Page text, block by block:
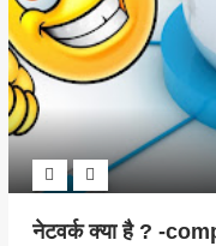
नेटवर्क क्या है ? -